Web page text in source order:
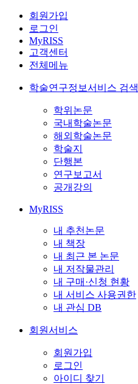
회원가입
로그인
MyRISS
고객센터
전체메뉴
학술연구정보서비스 검색
학위논문
국내학술논문
해외학술논문
학술지
단행본
연구보고서
공개강의
MyRISS
내 추천논문
내 책장
내 최근 본 논문
내 저작물관리
내 구매·신청 현황
내 서비스 사용권한
내 관심 DB
회원서비스
회원가입
로그인
아이디 찾기